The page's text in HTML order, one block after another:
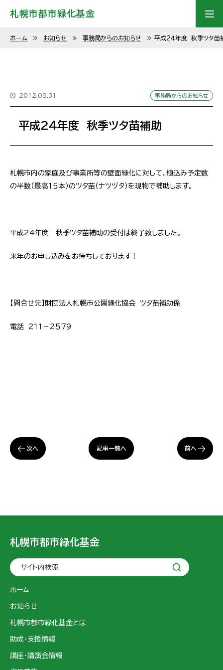
札幌市都市緑化基金
ホーム ≫ お知らせ ≫ 事務局からのお知らせ ≫ 平成２４年度 秋季ツタ苗
2012.08.31 事務局からのお知らせ
平成２４年度 秋季ツタ苗補助
札幌市内の家庭及び事業所等の壁面緑化に対して、植込み予定数
の半数（最高１５本）のツタ苗（ナツヅタ）を現物で補助します。
平成24年度 秋季ツタ苗補助の受付は終了致しました。
来年のお申し込みをお待ちしております！
【問合せ先】財団法人札幌市公園緑化協会 ツタ苗補助係
電話 ２１１－２５７９
次へ 記事一覧へ 前へ
札幌市都市緑化基金
サイト内検索
ホーム
お知らせ
札幌市都市緑化基金とは
助成・支援情報
講座・講演会情報